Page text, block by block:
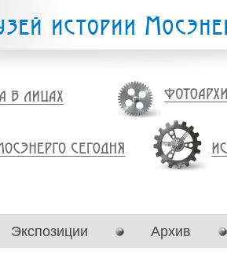
Экспозиции Архив